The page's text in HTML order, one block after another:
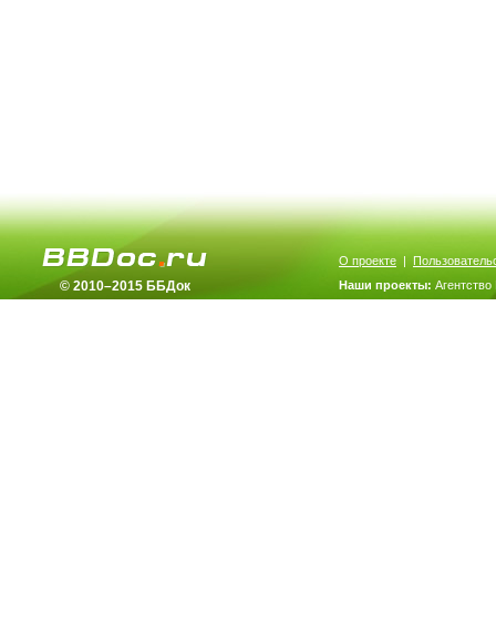
© 2010–2015 ББДок
О проекте |
Наши проекты: